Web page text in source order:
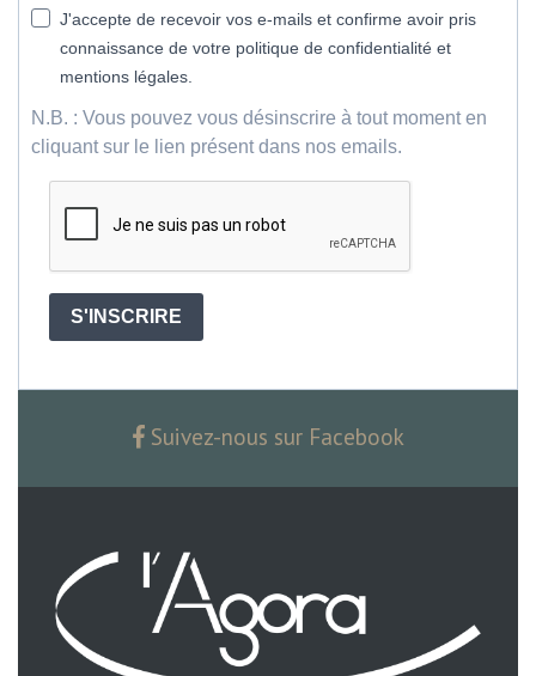
J'accepte de recevoir vos e-mails et confirme avoir pris
connaissance de votre politique de confidentialité et
mentions légales.
N.B. : Vous pouvez vous désinscrire à tout moment en
cliquant sur le lien présent dans nos emails.
S'INSCRIRE
Suivez-nous sur Facebook